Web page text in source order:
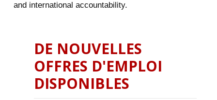
and international accountability.
DE NOUVELLES
OFFRES D'EMPLOI
DISPONIBLES